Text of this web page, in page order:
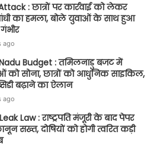
: छात्रों पर कार्रवाई को लेकर
का हमला, बोले युवाओं के साथ हुआ
ago
Budget : तमिलनाडु बजट में
को सोना, छात्रों को आधुनिक साइकिल,
बढ़ाने का ऐलान
ago
Law : राष्ट्रपति मंजूरी के बाद पेपर
सख्त, दोषियों को होगी त्वरित कड़ी